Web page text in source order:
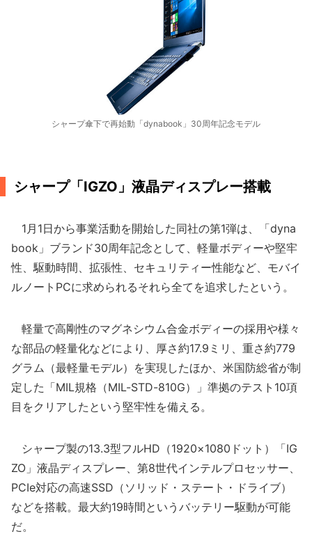
シャープ傘下で再始動「dynabook」30周年記念モデル
シャープ「IGZO」液晶ディスプレー搭載
1月1日から事業活動を開始した同社の第1弾は、「dyna
book」ブランド30周年記念として、軽量ボディーや堅牢
性、駆動時間、拡張性、セキュリティー性能など、モバイ
ルノートPCに求められるそれら全てを追求したという。
軽量で高剛性のマグネシウム合金ボディーの採用や様々
な部品の軽量化などにより、厚さ約17.9ミリ、重さ約779
グラム（最軽量モデル）を実現したほか、米国防総省が制
定した「MIL規格（MIL-STD-810G）」準拠のテスト10項
目をクリアしたという堅牢性を備える。
シャープ製の13.3型フルHD（1920×1080ドット）「IG
ZO」液晶ディスプレー、第8世代インテルプロセッサー、
PCIe対応の高速SSD（ソリッド・ステート・ドライブ）
などを搭載。最大約19時間というバッテリー駆動が可能
だ。